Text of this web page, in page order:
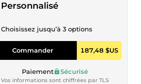
Personnalisé
Choisissez jusqu’à 3 options
Commander 187,48 $US
Paiement Sécurisé
Vos informations sont chiffrées par TLS